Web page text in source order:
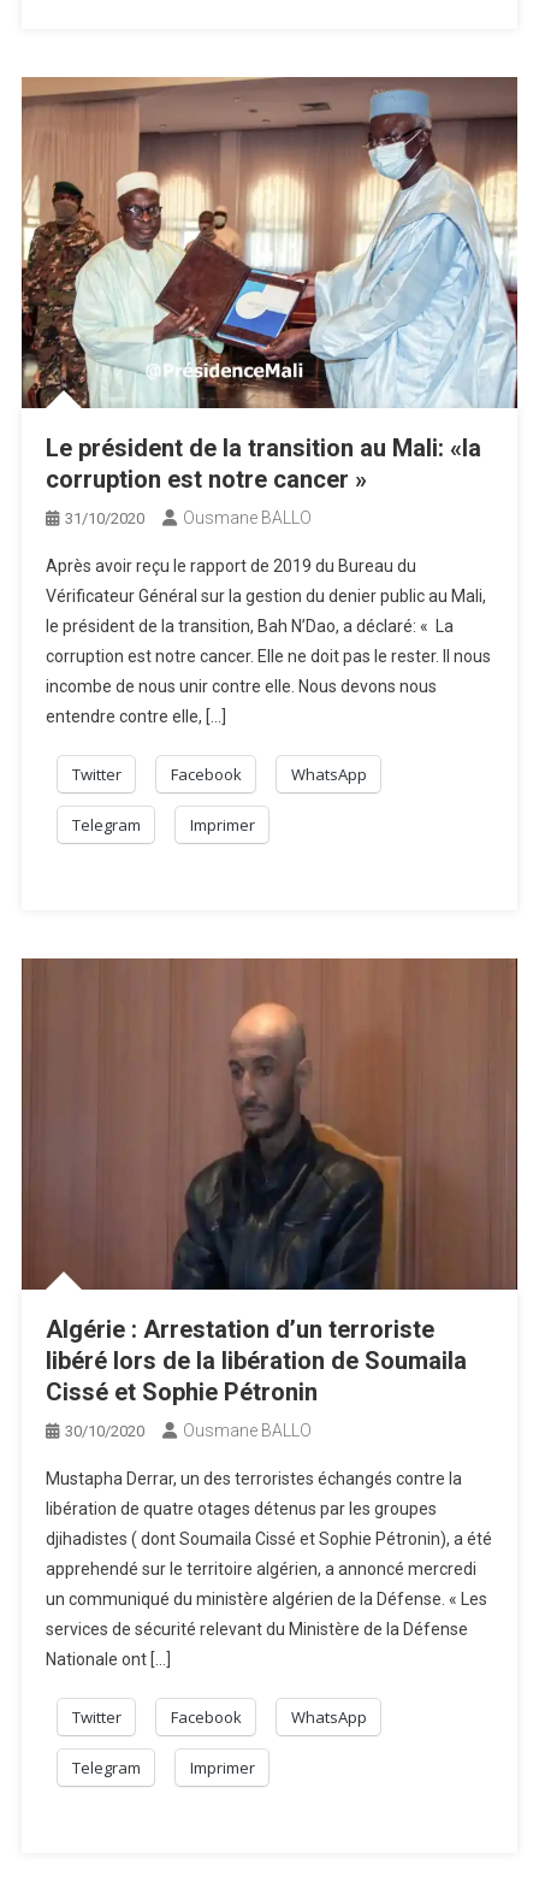
Le président de la transition au Mali: «la
corruption est notre cancer »
31/10/2020 Ousmane BALLO
Après avoir reçu le rapport de 2019 du Bureau du
Vérificateur Général sur la gestion du denier public au Mali,
le président de la transition, Bah N’Dao, a déclaré: « La
corruption est notre cancer. Elle ne doit pas le rester. Il nous
incombe de nous unir contre elle. Nous devons nous
entendre contre elle, […]
Twitter Facebook WhatsApp
Telegram Imprimer
Algérie : Arrestation d’un terroriste
libéré lors de la libération de Soumaila
Cissé et Sophie Pétronin
30/10/2020 Ousmane BALLO
Mustapha Derrar, un des terroristes échangés contre la
libération de quatre otages détenus par les groupes
djihadistes ( dont Soumaila Cissé et Sophie Pétronin), a été
apprehendé sur le territoire algérien, a annoncé mercredi
un communiqué du ministère algérien de la Défense. « Les
services de sécurité relevant du Ministère de la Défense
Nationale ont […]
Twitter Facebook WhatsApp
Telegram Imprimer